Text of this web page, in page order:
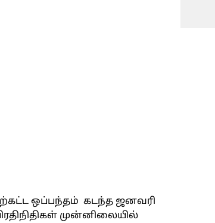
ஒப்பந்தம் கடந்த ஜனவரி
முன்னிலையில்